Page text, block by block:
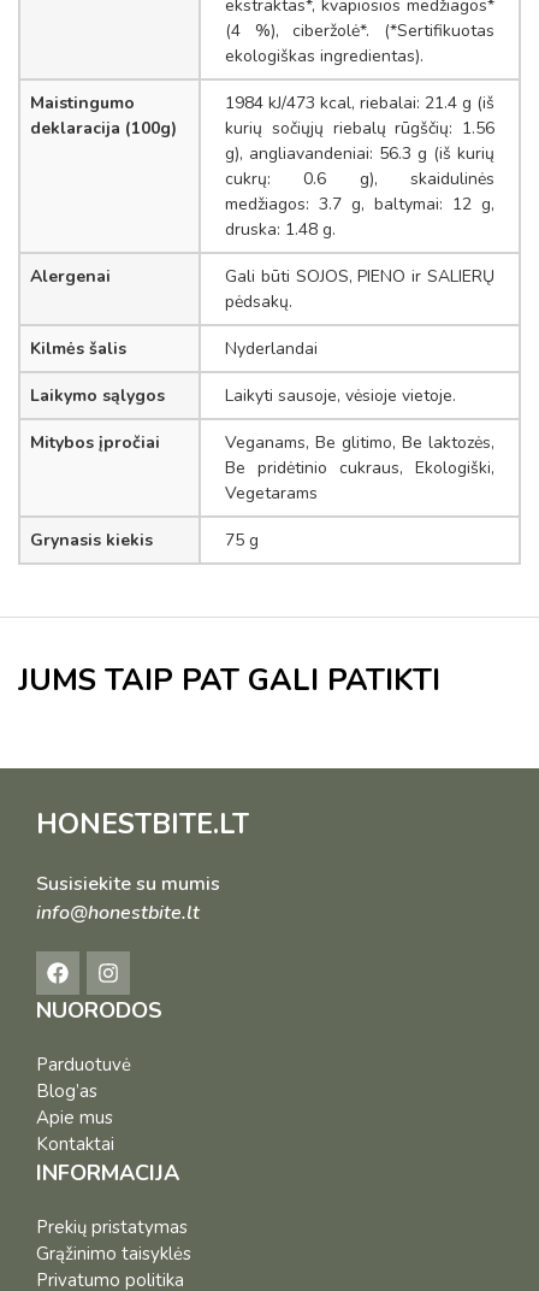
ekstraktas*, kvapiosios medžiagos*
(4 %), ciberžolė*. (*Sertifikuotas
ekologiškas ingredientas).
Maistingumo
deklaracija (100g)
1984 kJ/473 kcal, riebalai: 21.4 g (iš
kurių sočiųjų riebalų rūgščių: 1.56
g), angliavandeniai: 56.3 g (iš kurių
cukrų: 0.6 g), skaidulinės
medžiagos: 3.7 g, baltymai: 12 g,
druska: 1.48 g.
Alergenai
Gali būti SOJOS, PIENO ir SALIERŲ
pėdsakų.
Kilmės šalis Nyderlandai
Laikymo sąlygos Laikyti sausoje, vėsioje vietoje.
Mitybos įpročiai
Veganams, Be glitimo, Be laktozės,
Be pridėtinio cukraus, Ekologiški,
Vegetarams
Grynasis kiekis 75 g
JUMS TAIP PAT GALI PATIKTI
HONESTBITE.LT
Susisiekite su mumis
info@honestbite.lt
NUORODOS
Parduotuvė
Blog’as
Apie mus
Kontaktai
INFORMACIJA
Prekių pristatymas
Grąžinimo taisyklės
Privatumo politika